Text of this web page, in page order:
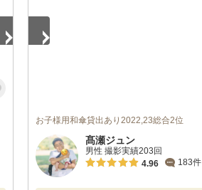
お子様用和傘貸出あり2022,23総合2位
髙瀬ジュン
男性 撮影実績203回
4.96
183件